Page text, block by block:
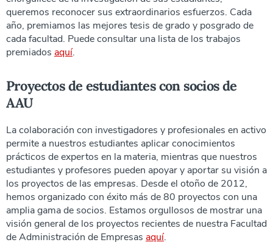
queremos reconocer sus extraordinarios esfuerzos. Cada
año, premiamos las mejores tesis de grado y posgrado de
cada facultad. Puede consultar una lista de los trabajos
premiados aquí.
Proyectos de estudiantes con socios de
AAU
La colaboración con investigadores y profesionales en activo
permite a nuestros estudiantes aplicar conocimientos
prácticos de expertos en la materia, mientras que nuestros
estudiantes y profesores pueden apoyar y aportar su visión a
los proyectos de las empresas. Desde el otoño de 2012,
hemos organizado con éxito más de 80 proyectos con una
amplia gama de socios. Estamos orgullosos de mostrar una
visión general de los proyectos recientes de nuestra Facultad
de Administración de Empresas aquí.